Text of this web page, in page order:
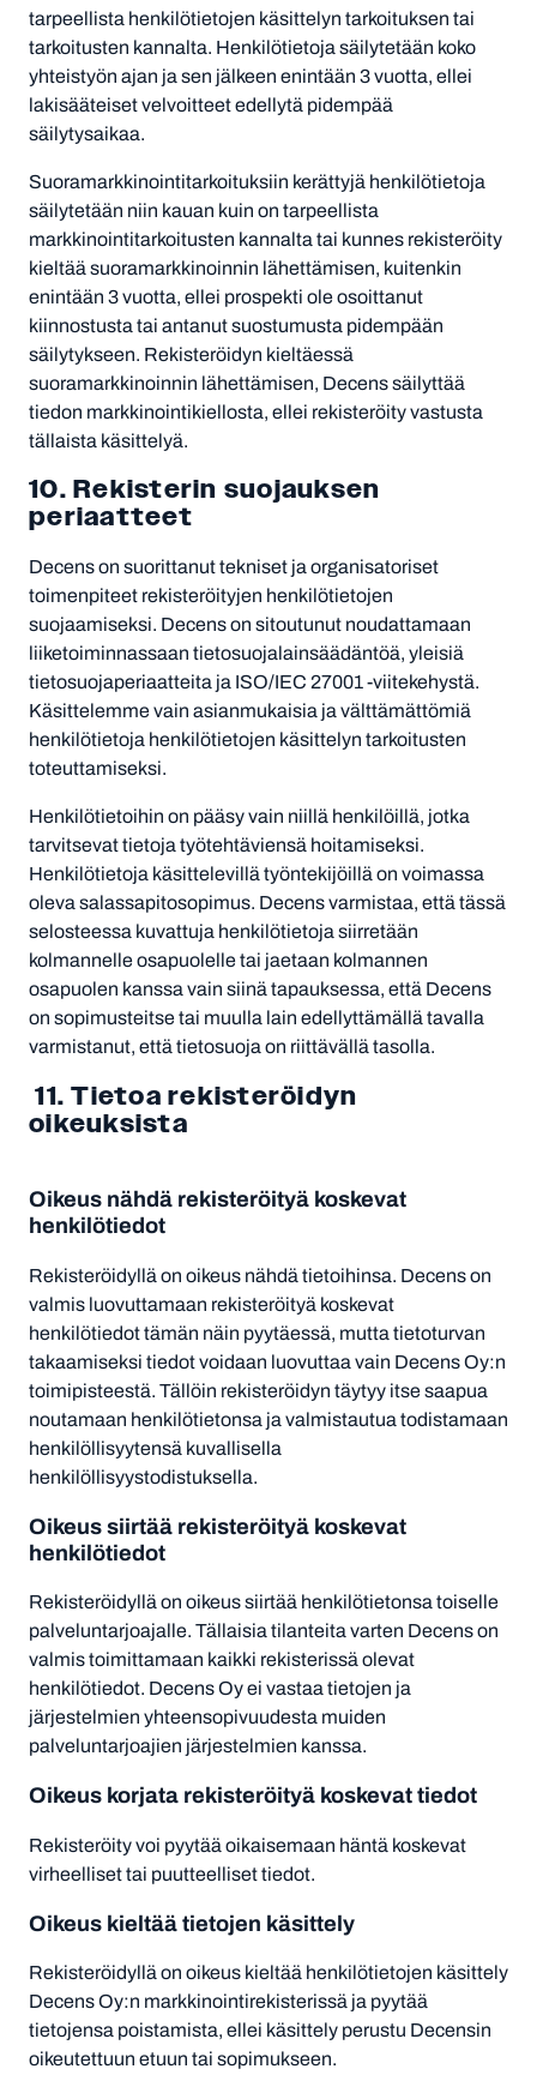
tarpeellista henkilötietojen käsittelyn tarkoituksen tai
tarkoitusten kannalta. Henkilötietoja säilytetään koko
yhteistyön ajan ja sen jälkeen enintään 3 vuotta, ellei
lakisääteiset velvoitteet edellytä pidempää
säilytysaikaa.
Suoramarkkinointitarkoituksiin kerättyjä henkilötietoja
säilytetään niin kauan kuin on tarpeellista
markkinointitarkoitusten kannalta tai kunnes rekisteröity
kieltää suoramarkkinoinnin lähettämisen, kuitenkin
enintään 3 vuotta, ellei prospekti ole osoittanut
kiinnostusta tai antanut suostumusta pidempään
säilytykseen. Rekisteröidyn kieltäessä
suoramarkkinoinnin lähettämisen, Decens säilyttää
tiedon markkinointikiellosta, ellei rekisteröity vastusta
tällaista käsittelyä.
10. Rekisterin suojauksen
periaatteet
Decens on suorittanut tekniset ja organisatoriset
toimenpiteet rekisteröityjen henkilötietojen
suojaamiseksi. Decens on sitoutunut noudattamaan
liiketoiminnassaan tietosuojalainsäädäntöä, yleisiä
tietosuojaperiaatteita ja ISO/IEC 27001 -viitekehystä.
Käsittelemme vain asianmukaisia ja välttämättömiä
henkilötietoja henkilötietojen käsittelyn tarkoitusten
toteuttamiseksi.
Henkilötietoihin on pääsy vain niillä henkilöillä, jotka
tarvitsevat tietoja työtehtäviensä hoitamiseksi.
Henkilötietoja käsittelevillä työntekijöillä on voimassa
oleva salassapitosopimus. Decens varmistaa, että tässä
selosteessa kuvattuja henkilötietoja siirretään
kolmannelle osapuolelle tai jaetaan kolmannen
osapuolen kanssa vain siinä tapauksessa, että Decens
on sopimusteitse tai muulla lain edellyttämällä tavalla
varmistanut, että tietosuoja on riittävällä tasolla.
11. Tietoa rekisteröidyn
oikeuksista
Oikeus nähdä rekisteröityä koskevat
henkilötiedot
Rekisteröidyllä on oikeus nähdä tietoihinsa. Decens on
valmis luovuttamaan rekisteröityä koskevat
henkilötiedot tämän näin pyytäessä, mutta tietoturvan
takaamiseksi tiedot voidaan luovuttaa vain Decens Oy:n
toimipisteestä. Tällöin rekisteröidyn täytyy itse saapua
noutamaan henkilötietonsa ja valmistautua todistamaan
henkilöllisyytensä kuvallisella
henkilöllisyystodistuksella.
Oikeus siirtää rekisteröityä koskevat
henkilötiedot
Rekisteröidyllä on oikeus siirtää henkilötietonsa toiselle
palveluntarjoajalle. Tällaisia tilanteita varten Decens on
valmis toimittamaan kaikki rekisterissä olevat
henkilötiedot. Decens Oy ei vastaa tietojen ja
järjestelmien yhteensopivuudesta muiden
palveluntarjoajien järjestelmien kanssa.
Oikeus korjata rekisteröityä koskevat tiedot
Rekisteröity voi pyytää oikaisemaan häntä koskevat
virheelliset tai puutteelliset tiedot.
Oikeus kieltää tietojen käsittely
Rekisteröidyllä on oikeus kieltää henkilötietojen käsittely
Decens Oy:n markkinointirekisterissä ja pyytää
tietojensa poistamista, ellei käsittely perustu Decensin
oikeutettuun etuun tai sopimukseen.